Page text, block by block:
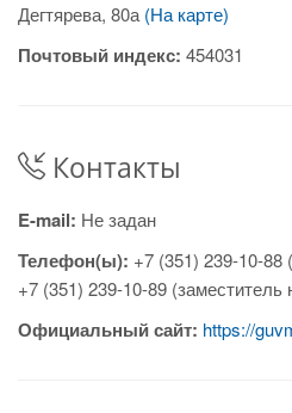
Дегтярева, 80а (На карте)
Почтовый индекс: 454031
Контакты
E-mail: Не задан
Телефон(ы): +7 (351) 239-10-88
+7 (351) 239-10-89 (заместитель
Официальный сайт: https://